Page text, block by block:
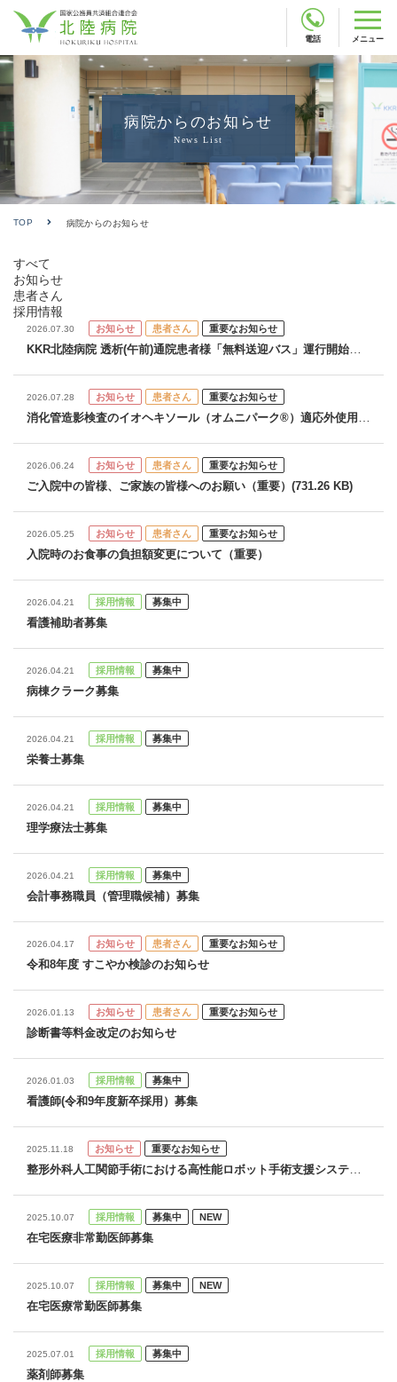
電話 メニュー
病院からのお知らせ
News List
TOP 病院からのお知らせ
すべて
お知らせ
患者さん
採用情報
2026.07.30 お知らせ 患者さん 重要なお知らせ
KKR北陸病院 透析(午前)通院患者様「無料送迎バス」運行開始の
お知らせ
2026.07.28 お知らせ 患者さん 重要なお知らせ
消化管造影検査のイオヘキソール（オムニパーク®）適応外使用に
ついてのお知らせ
2026.06.24 お知らせ 患者さん 重要なお知らせ
ご入院中の皆様、ご家族の皆様へのお願い（重要）(731.26 KB)
2026.05.25 お知らせ 患者さん 重要なお知らせ
入院時のお食事の負担額変更について（重要）
2026.04.21 採用情報 募集中
看護補助者募集
2026.04.21 採用情報 募集中
病棟クラーク募集
2026.04.21 採用情報 募集中
栄養士募集
2026.04.21 採用情報 募集中
理学療法士募集
2026.04.21 採用情報 募集中
会計事務職員（管理職候補）募集
2026.04.17 お知らせ 患者さん 重要なお知らせ
令和8年度 すこやか検診のお知らせ
2026.01.13 お知らせ 患者さん 重要なお知らせ
診断書等料金改定のお知らせ
2026.01.03 採用情報 募集中
看護師(令和9年度新卒採用）募集
2025.11.18 お知らせ 重要なお知らせ
整形外科人工関節手術における高性能ロボット手術支援システム
を導入しました。
2025.10.07 採用情報 募集中 NEW
在宅医療非常勤医師募集
2025.10.07 採用情報 募集中 NEW
在宅医療常勤医師募集
2025.07.01 採用情報 募集中
薬剤師募集